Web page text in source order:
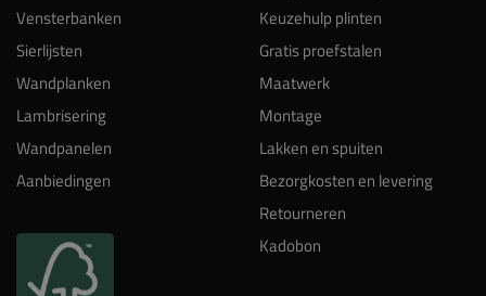
Vensterbanken
Sierlijsten
Wandplanken
Lambrisering
Wandpanelen
Aanbiedingen
Keuzehulp plinten
Gratis proefstalen
Maatwerk
Montage
Lakken en spuiten
Bezorgkosten en levering
Retourneren
Kadobon